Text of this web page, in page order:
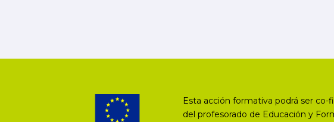
Esta acción formativa podrá ser co-
del profesorado de Educación y